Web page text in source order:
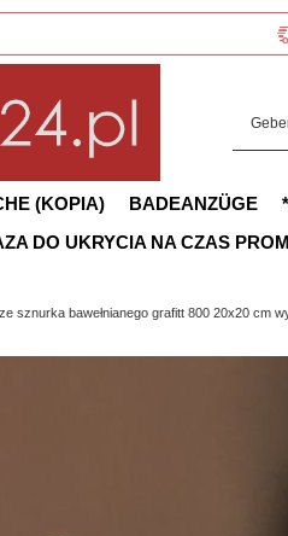
(KOPIA) BADEANZÜGE
DO UKRYCIA NA CZAS
sznurka bawełnianego grafitt 800 20x20 cm